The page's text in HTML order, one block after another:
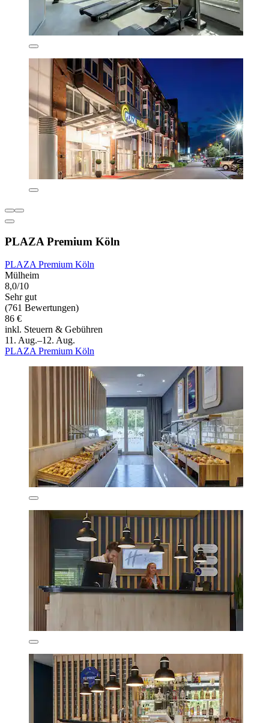
PLAZA Premium Köln
PLAZA Premium Köln
Mülheim
8,0/10
Sehr gut
(761 Bewertungen)
86 €
inkl. Steuern & Gebühren
11. Aug.–12. Aug.
PLAZA Premium Köln